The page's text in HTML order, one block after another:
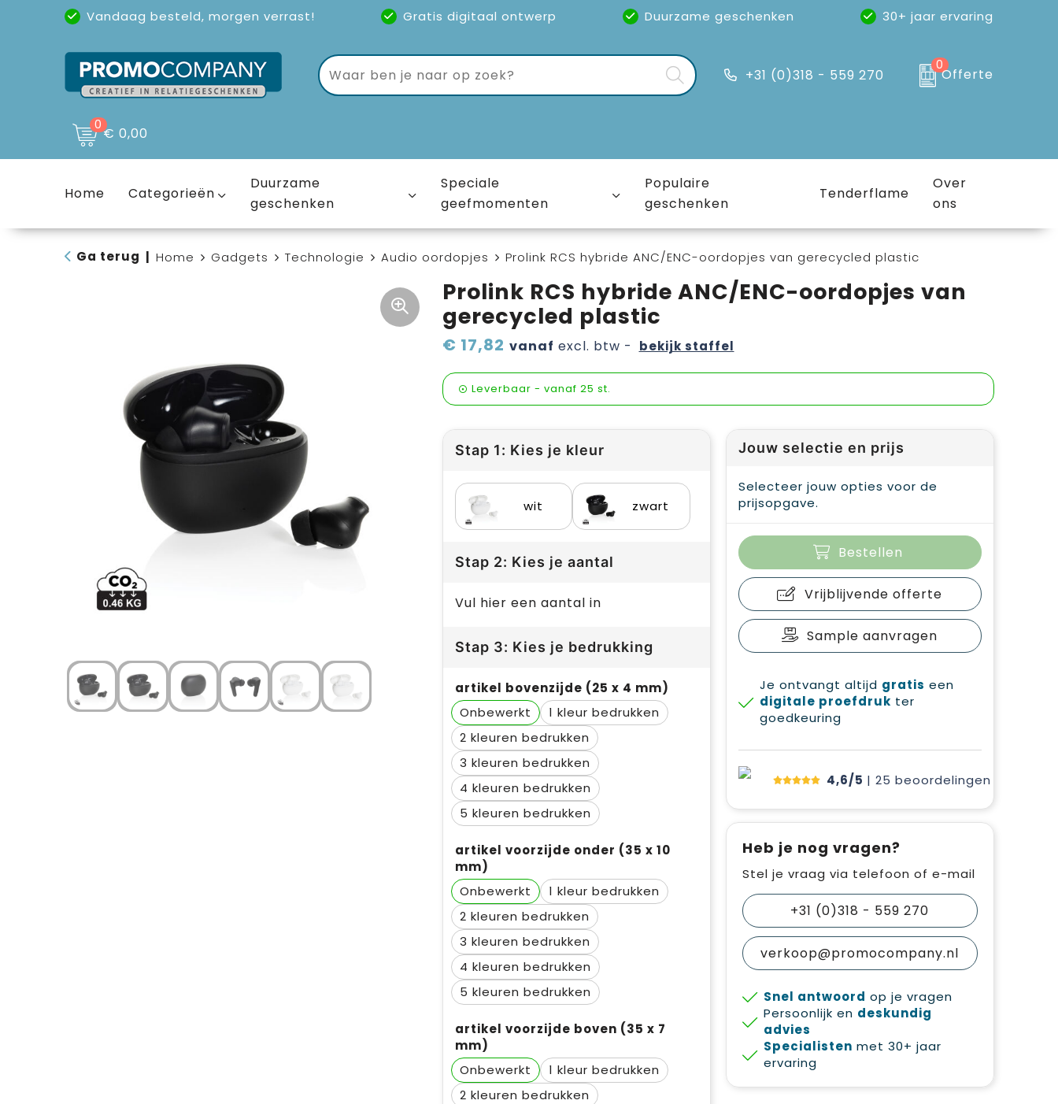
Vandaag besteld, morgen verrast! Gratis digitaal ontwerp Duurzame geschenken
30+ jaar ervaring
Uitstekende reviews(4,6/5)
+31 (0)318 - 559 270
0
Offerte
0€ 0,00
Home Categorieën
Duurzame
geschenken
Speciale
geefmomenten
Populaire
geschenken
Tenderflame
Over
ons
Ga terug Home Gadgets Technologie Audio oordopjes Prolink RCS hybride ANC/ENC-oordopjes van gerecycled plastic
Prolink RCS hybride ANC/ENC-oordopjes van
gerecycled plastic
€ 17,82 vanaf excl. btw - bekijk staffel
Leverbaar - vanaf 25 st.
Stap 1: Kies je kleur
wit zwart
Stap 2: Kies je aantal
Vul hier een aantal in
Stap 3: Kies je bedrukking
artikel bovenzijde (25 x 4 mm)
Onbewerkt
1
2
3
4
5
artikel voorzijde onder (35 x 10
mm)
Onbewerkt
1
2
3
4
5
artikel voorzijde boven (35 x 7
mm)
Onbewerkt
1
2
Jouw selectie en prijs
Selecteer jouw opties voor de
prijsopgave.
Bestellen
Vrijblijvende offerte
Sample aanvragen
Je ontvangt altijd gratis een
digitale proefdruk ter
goedkeuring
4,6/5 | 25 beoordelingen
Heb je nog vragen?
Stel je vraag via telefoon of e-mail
+31 (0)318 - 559 270
verkoop@promocompany.nl
Snel antwoord op je vragen
Persoonlijk en deskundig
advies
Specialisten met 30+ jaar
ervaring